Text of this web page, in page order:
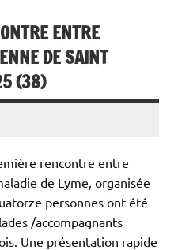
ENTRE
DE SAINT
(38)
rencontre entre
de Lyme, organisée
personnes ont été
/accompagnants
Une présentation rapide